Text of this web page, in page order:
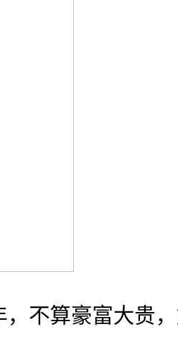
不算豪富大贵